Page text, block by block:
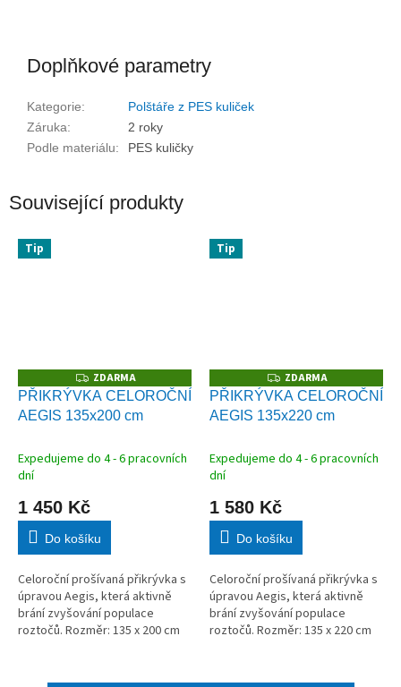
Doplňkové parametry
Kategorie:
Polštáře z PES kuliček
Záruka:
2 roky
Podle materiálu: PES kuličky
Související produkty
Tip
Z
D
A
R
ZDARMA
PŘIKRÝVKA CELOROČNÍ
AEGIS 135x200 cm
Expedujeme do 4 - 6 pracovních
dní
1 450 Kč
Do košíku
Celoroční prošívaná přikrývka s
úpravou Aegis, která aktivně
brání zvyšování populace
roztočů. Rozměr: 135 x 200 cm
Tip
Z
D
A
R
ZDARMA
PŘIKRÝVKA CELOROČNÍ
AEGIS 135x220 cm
Expedujeme do 4 - 6 pracovních
dní
1 580 Kč
Do košíku
Celoroční prošívaná přikrývka s
úpravou Aegis, která aktivně
brání zvyšování populace
roztočů. Rozměr: 135 x 220 cm